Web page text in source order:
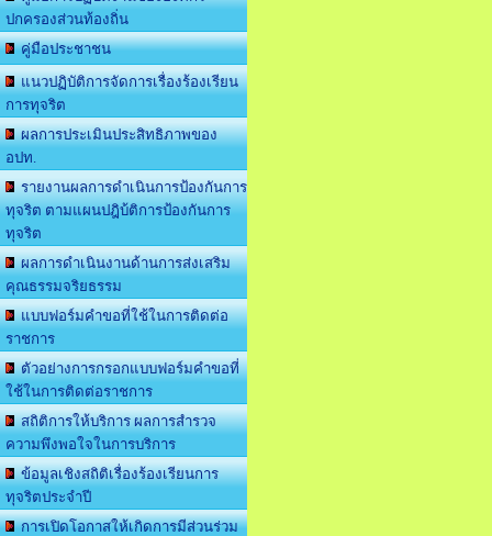
ปกครองส่วนท้องถิ่น
คู่มือประชาชน
แนวปฏิบัติการจัดการเรื่องร้องเรียน
การทุจริต
ผลการประเมินประสิทธิภาพของ
อปท.
รายงานผลการดำเนินการป้องกันการ
ทุจริต ตามแผนปฎิบ้ติการป้องกันการ
ทุจริต
ผลการดำเนินงานด้านการส่งเสริม
คุณธรรมจริยธรรม
แบบฟอร์มคำขอที่ใช้ในการติดต่อ
ราชการ
ตัวอย่างการกรอกแบบฟอร์มคำขอที่
ใช้ในการติดต่อราชการ
สถิติการให้บริการ ผลการสำรวจ
ความพึงพอใจในการบริการ
ข้อมูลเชิงสถิติเรื่องร้องเรียนการ
ทุจริตประจำปี
การเปิดโอกาสให้เกิดการมีส่วนร่วม